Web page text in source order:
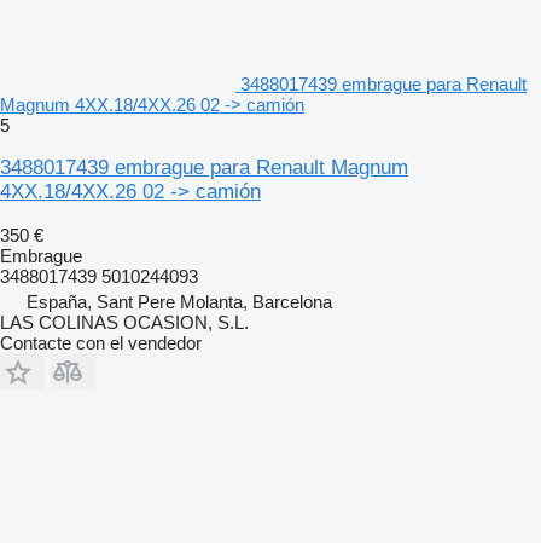
3488017439 embrague para Renault
Magnum 4XX.18/4XX.26 02 -> camión
5
3488017439 embrague para Renault Magnum
4XX.18/4XX.26 02 -> camión
350 €
Embrague
3488017439 5010244093
España, Sant Pere Molanta, Barcelona
LAS COLINAS OCASION, S.L.
Contacte con el vendedor